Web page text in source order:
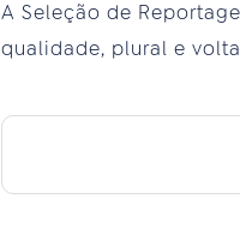
A Seleção de
qualidade, plural e